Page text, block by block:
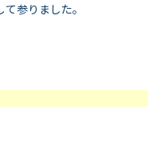
参りました。